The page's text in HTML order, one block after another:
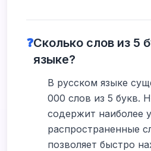
❓Сколько слов из 5
языке?
В русском языке
000 слов из 5 букв.
содержит наиболее
распространенные
позволяет быстро